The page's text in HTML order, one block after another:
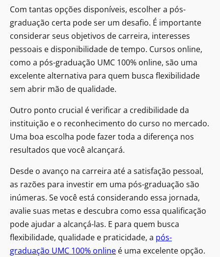
Com tantas opções disponíveis, escolher a pós-
graduação certa pode ser um desafio. É importante
considerar seus objetivos de carreira, interesses
pessoais e disponibilidade de tempo. Cursos online,
como a pós-graduação UMC 100% online, são uma
excelente alternativa para quem busca flexibilidade
sem abrir mão de qualidade.
Outro ponto crucial é verificar a credibilidade da
instituição e o reconhecimento do curso no mercado.
Uma boa escolha pode fazer toda a diferença nos
resultados que você alcançará.
Desde o avanço na carreira até a satisfação pessoal,
as razões para investir em uma pós-graduação são
inúmeras. Se você está considerando essa jornada,
avalie suas metas e descubra como essa qualificação
pode ajudar a alcançá-las. E para quem busca
flexibilidade, qualidade e praticidade, a pós-
graduação UMC 100% online é uma excelente opção.